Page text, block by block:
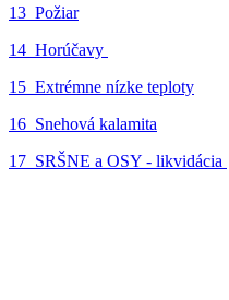
13_Požiar
14_Horúčavy
15_Extrémne nízke teploty
16_Snehová kalamita
17_SRŠNE a OSY - likvidácia